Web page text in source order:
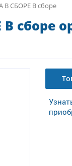
В СБОРЕ В сборе
сборе